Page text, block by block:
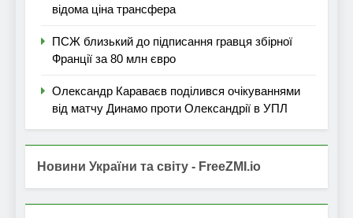
відома ціна трансфера
ПСЖ близький до підписання гравця збірної
Франції за 80 млн євро
Олександр Караваєв поділився очікуваннями
від матчу Динамо проти Олександрії в УПЛ
Новини України та світу - FreeZMI.io